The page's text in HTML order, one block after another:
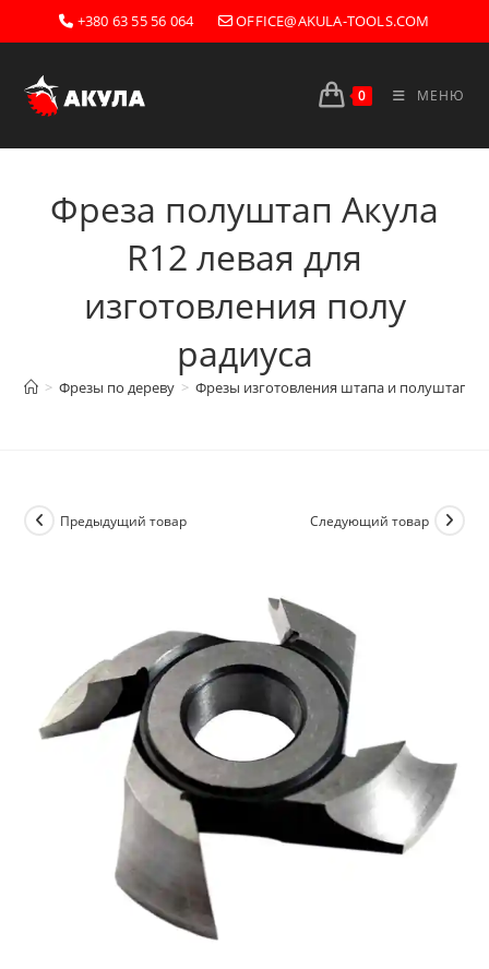
Перейти
к
+380 63 55 56 064 OFFICE@AKULA-TOOLS.COM
0 МЕНЮ
Фреза полуштап Акула
R12 левая для
изготовления полу
радиуса
> Фрезы по дереву > Фрезы изготовления штапа и полуштапов
Предыдущий товар Следующий товар